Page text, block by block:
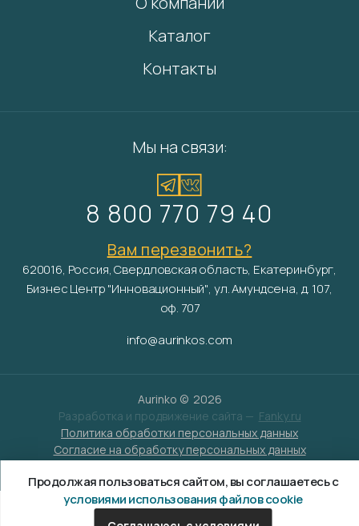
Каталог
Контакты
Мы на связи:
8 800 770 79 40
Вам перезвонить?
620016, Россия, Свердловская область, Екатеринбург,
Бизнес Центр "Инновационный", ул. Амундсена, д. 107,
оф. 707
info@aurinkos.com
Aurinko © 2026
Разработка и продвижение сайта — Fanky.ru
Политика обработки персональных данных
Согласие на обработку персональных данных
Продолжая пользоваться сайтом, вы соглашаетесь с
условиями использования файлов cookie